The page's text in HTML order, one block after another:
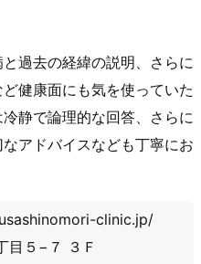
過去の経緯の説明、さらに
健康面にも気を使っていた
静で論理的な回答、さらに
アドバイスなども丁寧にお
clinic.jp/
目５−７ ３Ｆ